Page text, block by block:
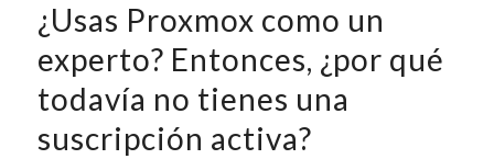
¿Usas Proxmox como un
experto? Entonces, ¿por qué
todavía no tienes una
suscripción activa?